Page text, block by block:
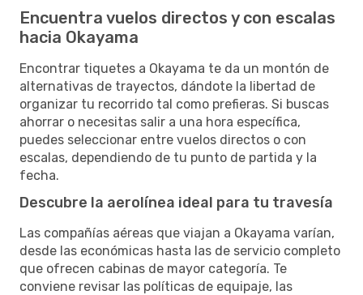
Encuentra vuelos directos y con escalas
hacia Okayama
Encontrar tiquetes a Okayama te da un montón de
alternativas de trayectos, dándote la libertad de
organizar tu recorrido tal como prefieras. Si buscas
ahorrar o necesitas salir a una hora específica,
puedes seleccionar entre vuelos directos o con
escalas, dependiendo de tu punto de partida y la
fecha.
Descubre la aerolínea ideal para tu travesía
Las compañías aéreas que viajan a Okayama varían,
desde las económicas hasta las de servicio completo
que ofrecen cabinas de mayor categoría. Te
conviene revisar las políticas de equipaje, las